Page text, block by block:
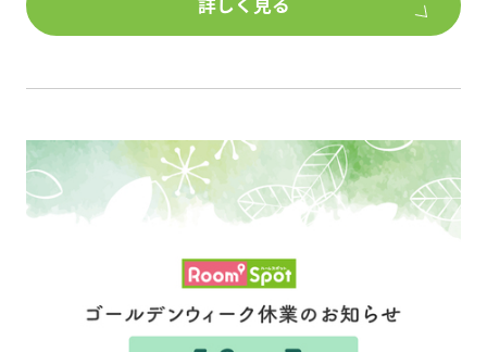
申込は以下よりWEB申込もしくはお電話にてお申込
面積と駐車場を確保しました。
さらに1階玄関は奥行きを取ることで収納スペースの
またLDKではライトブルーの壁紙を使用することで
リゾート地のようなさわやかな印象に。
機能面もデザイン性も兼ね備えた戸建賃貸です。
■間取/2LDK×1棟
■階数/3階建て